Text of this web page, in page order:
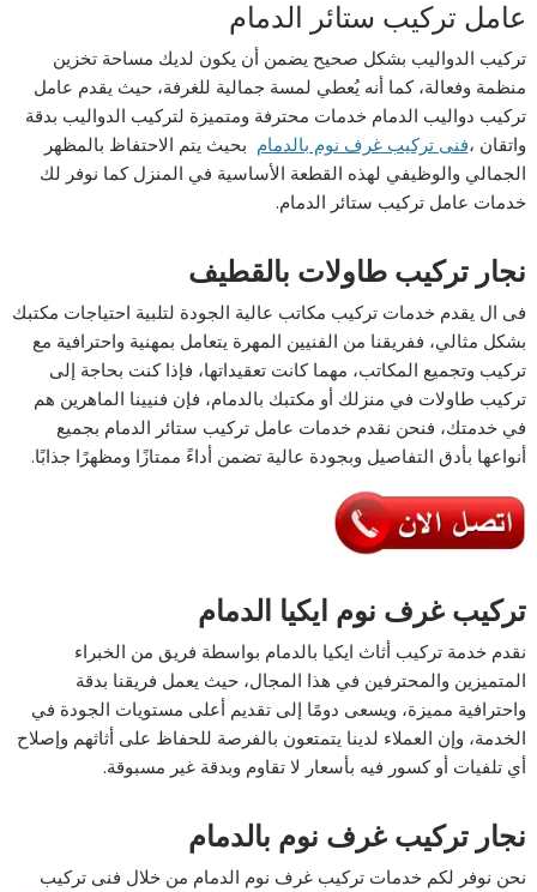
عامل تركيب ستائر الدمام
تركيب الدواليب بشكل صحيح يضمن أن يكون لديك مساحة تخزين
منظمة وفعالة، كما أنه يُعطي لمسة جمالية للغرفة، حيث يقدم عامل
تركيب دواليب الدمام خدمات محترفة ومتميزة لتركيب الدواليب بدقة
واتقان ،فنى تركيب غرف نوم بالدمام بحيث يتم الاحتفاظ بالمظهر
الجمالي والوظيفي لهذه القطعة الأساسية في المنزل كما نوفر لك
خدمات عامل تركيب ستائر الدمام.
نجار تركيب طاولات بالقطيف
فى ال يقدم خدمات تركيب مكاتب عالية الجودة لتلبية احتياجات مكتبك
بشكل مثالي، ففريقنا من الفنيين المهرة يتعامل بمهنية واحترافية مع
تركيب وتجميع المكاتب، مهما كانت تعقيداتها، فإذا كنت بحاجة إلى
تركيب طاولات في منزلك أو مكتبك بالدمام، فإن فنيينا الماهرين هم
في خدمتك، فنحن نقدم خدمات عامل تركيب ستائر الدمام بجميع
أنواعها بأدق التفاصيل وبجودة عالية تضمن أداءً ممتازًا ومظهرًا جذابًا.
تركيب غرف نوم ايكيا الدمام
نقدم خدمة تركيب أثاث ايكيا بالدمام بواسطة فريق من الخبراء
المتميزين والمحترفين في هذا المجال، حيث يعمل فريقنا بدقة
واحترافية مميزة، ويسعى دومًا إلى تقديم أعلى مستويات الجودة في
الخدمة، وإن العملاء لدينا يتمتعون بالفرصة للحفاظ على أثاثهم وإصلاح
أي تلفيات أو كسور فيه بأسعار لا تقاوم وبدقة غير مسبوقة.
نجار تركيب غرف نوم بالدمام
نحن نوفر لكم خدمات تركيب غرف نوم الدمام من خلال فنى تركيب